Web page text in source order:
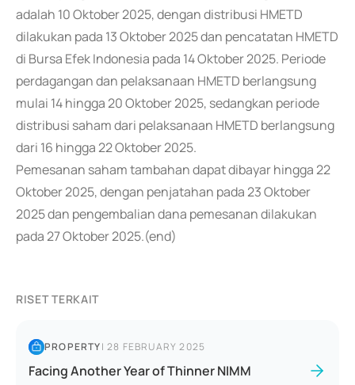
adalah 10 Oktober 2025, dengan distribusi HMETD
dilakukan pada 13 Oktober 2025 dan pencatatan HMETD
di Bursa Efek Indonesia pada 14 Oktober 2025. Periode
perdagangan dan pelaksanaan HMETD berlangsung
mulai 14 hingga 20 Oktober 2025, sedangkan periode
distribusi saham dari pelaksanaan HMETD berlangsung
dari 16 hingga 22 Oktober 2025.
Pemesanan saham tambahan dapat dibayar hingga 22
Oktober 2025, dengan penjatahan pada 23 Oktober
2025 dan pengembalian dana pemesanan dilakukan
pada 27 Oktober 2025.(end)
RISET TERKAIT
PROPERTY|28 FEBRUARY 2025
Facing Another Year of Thinner NIMM